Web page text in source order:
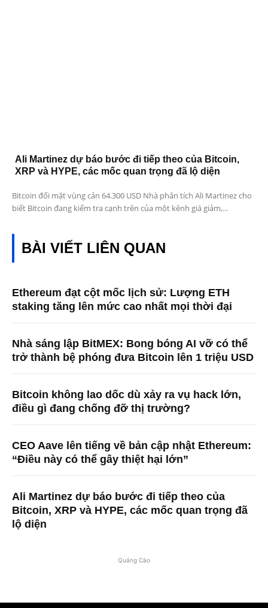
Ali Martinez dự báo bước đi tiếp theo của Bitcoin,
XRP và HYPE, các mốc quan trọng đã lộ diện
Bitcoin đối mặt vùng cản 64.300 USD Nhà phân tích Ali Martinez cho
biết Bitcoin đang kiểm tra cạnh trên của một kênh giá giảm,...
BÀI VIẾT LIÊN QUAN
Ethereum đạt cột mốc lịch sử: Lượng ETH
staking tăng lên mức cao nhất mọi thời đại
Nhà sáng lập BitMEX: Bong bóng AI vỡ có thể
trở thành bệ phóng đưa Bitcoin lên 1 triệu USD
Bitcoin không lao dốc dù xảy ra vụ hack lớn,
điều gì đang chống đỡ thị trường?
CEO Aave lên tiếng về bản cập nhật Ethereum:
“Điều này có thể gây thiệt hại lớn”
Ali Martinez dự báo bước đi tiếp theo của
Bitcoin, XRP và HYPE, các mốc quan trọng đã
lộ diện
Quảng Cáo